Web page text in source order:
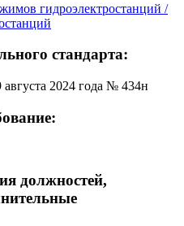
гидроэлектростанций /
стандарта:
2024 года № 434н
должностей,